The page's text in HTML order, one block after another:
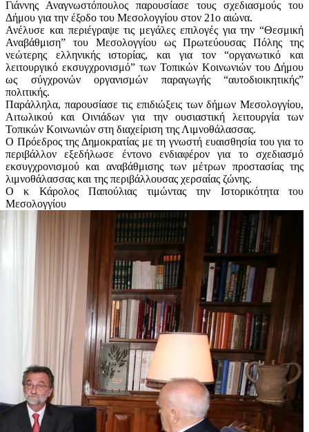
Γιάννης Αναγνωστόπουλος παρουσίασε τους σχεδιασμούς του
Δήμου για την έξοδο του Μεσολογγίου στον 21ο αιώνα.
Ανέλυσε και περιέγραψε τις μεγάλες επιλογές για την “Θεσμική
Αναβάθμιση” του Μεσολογγίου ως Πρωτεύουσας Πόλης της
νεώτερης ελληνικής ιστορίας, και για τον “οργανωτικό και
λειτουργικό εκσυγχρονισμό” των Τοπικών Κοινωνιών του Δήμου
ως σύγχρονών οργανισμών παραγωγής “αυτοδιοικητικής”
πολιτικής.
Παράλληλα, παρουσίασε τις επιδιώξεις των δήμων Μεσολογγίου,
Αιτωλικού και Οινιάδων για την ουσιαστική λειτουργία των
Τοπικών Κοινωνιών στη διαχείριση της Λιμνοθάλασσας.
Ο Πρόεδρος της Δημοκρατίας με τη γνωστή ευαισθησία του για το
περιβάλλον εξεδήλωσε έντονο ενδιαφέρον για το σχεδιασμό
εκσυγχρονισμού και αναβάθμισης των μέτρων προστασίας της
λιμνοθάλασσας και της περιβάλλουσας χερσαίας ζώνης.
Ο κ Κάρολος Παπούλιας τιμώντας την Ιστορικότητα του
Μεσολογγίου